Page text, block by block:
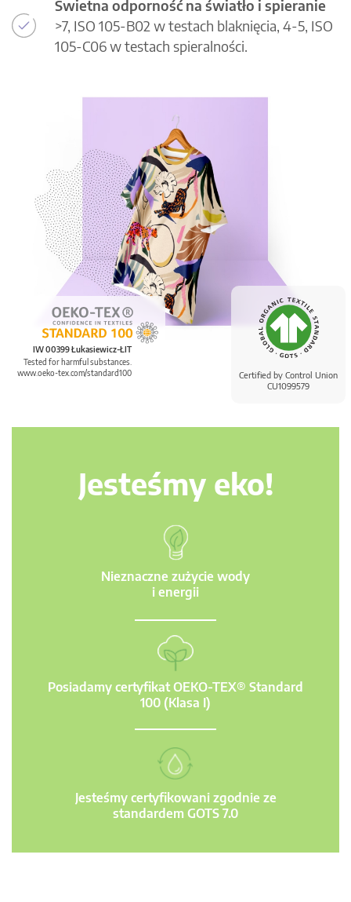
Certified by Control Union
CU1099579
IW 00399 Łukasiewicz-ŁIT
Tested for harmful substances.
www.oeko-tex.com/standard100
Świetna odporność na światło i spieranie
>7, ISO 105-B02 w testach blaknięcia, 4-5, ISO
105-C06 w testach spieralności.
Jesteśmy eko!
Nieznaczne zużycie wody
i energii
Posiadamy certyfikat OEKO-TEX® Standard
100 (Klasa I)
Jesteśmy certyfikowani zgodnie ze
standardem GOTS 7.0